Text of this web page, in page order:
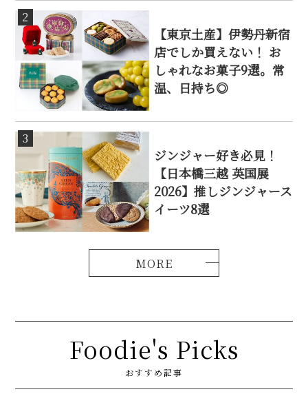
2
【東京土産】伊勢丹新宿
店でしか買えない！ お
しゃれなお菓子9選。常
温、日持ち◎
3
ジンジャー好き必見！
【日本橋三越 英国展
2026】推しジンジャース
イーツ8選
Foodie's Picks
おすすめ記事